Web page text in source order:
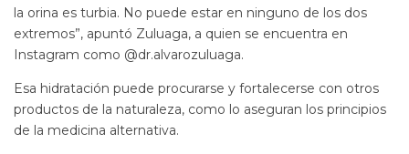
la orina es turbia. No puede estar en ninguno de los dos
extremos”, apuntó Zuluaga, a quien se encuentra en
Instagram como @dr.alvarozuluaga.
Esa hidratación puede procurarse y fortalecerse con otros
productos de la naturaleza, como lo aseguran los principios
de la medicina alternativa.